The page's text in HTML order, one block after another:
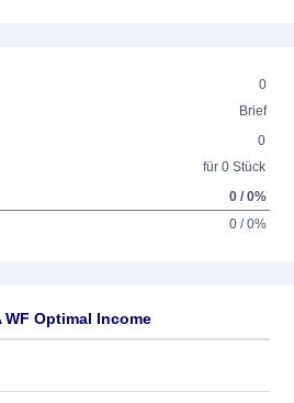
0
Brief
0
für 0 Stück
0 / 0%
0 / 0%
Optimal Income